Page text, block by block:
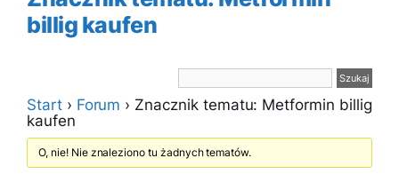
billig kaufen
Start › Forum › Znacznik tematu: Metformin billig
kaufen
O, nie! Nie znaleziono tu żadnych tematów.